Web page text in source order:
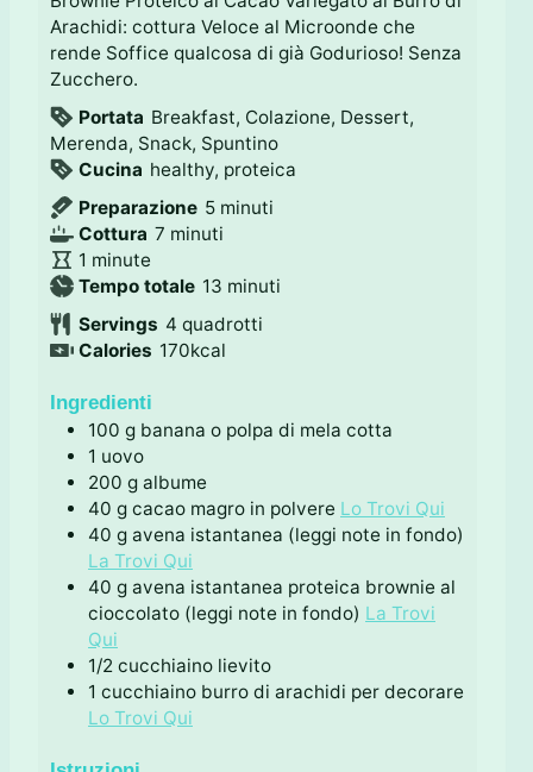
Arachidi: cottura Veloce al Microonde che
rende Soffice qualcosa di già Godurioso! Senza
Zucchero.
Portata Breakfast, Colazione, Dessert,
Merenda, Snack, Spuntino
Cucina healthy, proteica
Preparazione 5m
i
u
i
minuti
Cottura 7m
n
u
t
i
minuti
1 m
i
n
u
t
minute
Tempo totale 13m
i
n
u
minuti
Servings 4 quadrotti
Calories 170kcal
Ingredienti
100 g banana o polpa di mela cotta
1 uovo
200 g albume
40 g cacao magro in polvere Lo Trovi Qui
40 g avena istantanea (leggi note in fondo)
La Trovi Qui
40 g avena istantanea proteica brownie al
cioccolato (leggi note in fondo) La Trovi
Qui
1/2 cucchiaino lievito
1 cucchiaino burro di arachidi per decorare
Lo Trovi Qui